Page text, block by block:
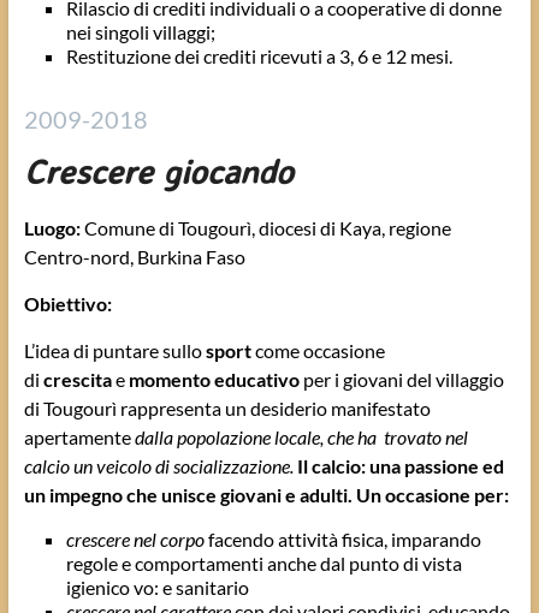
Rilascio di crediti individuali o a cooperative di donne
nei singoli villaggi;
Restituzione dei crediti ricevuti a 3, 6 e 12 mesi.
2009-2018
Crescere giocando
Luogo:Comune di Tougourì, diocesi di Kaya, regione
Centro-nord, Burkina Faso
Obiettivo:
L’idea di puntare sullosportcome occasione
di crescitae momento educativoper i giovani del villaggio
di Tougourì rappresenta un desiderio manifestato
apertamentedalla popolazione locale, che ha trovato nel
calcio un veicolo di socializzazione. Il calcio: una passione ed
un impegno che unisce giovani e adulti. Un occasione per:
crescere nel corpofacendo attività fisica, imparando
regole e comportamenti anche dal punto di vista
igienico vo: e sanitario